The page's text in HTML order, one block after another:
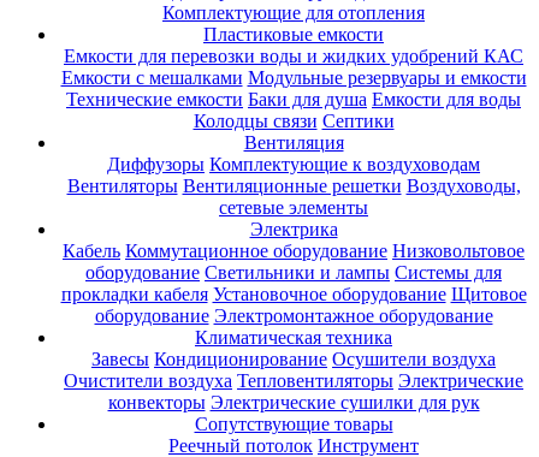
Комплектующие для отопления
Пластиковые емкости
Емкости для перевозки воды и жидких удобрений КАС
Емкости с мешалками Модульные резервуары и емкости
Технические емкости Баки для душа Емкости для воды
Колодцы связи Септики
Вентиляция
Диффузоры Комплектующие к воздуховодам
Вентиляторы Вентиляционные решетки Воздуховоды,
сетевые элементы
Электрика
Кабель Коммутационное оборудование Низковольтовое
оборудование Светильники и лампы Системы для
прокладки кабеля Установочное оборудование Щитовое
оборудование Электромонтажное оборудование
Климатическая техника
Завесы Кондиционирование Осушители воздуха
Очистители воздуха Тепловентиляторы Электрические
конвекторы Электрические сушилки для рук
Сопутствующие товары
Реечный потолок Инструмент